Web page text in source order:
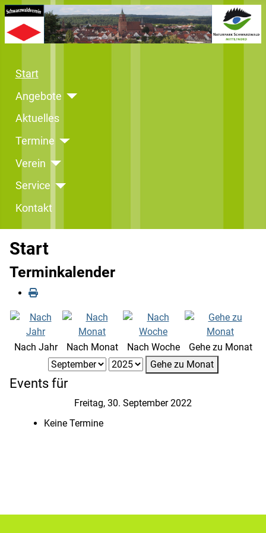
Start
Angebote
Aktuelles
Termine
Verein
Service
Kontakt
Start
Terminkalender
Nach Jahr Nach Monat Nach Woche
Gehe zu Monat
Gehe zu Monat
Events für
Freitag, 30. September 2022
Keine Termine